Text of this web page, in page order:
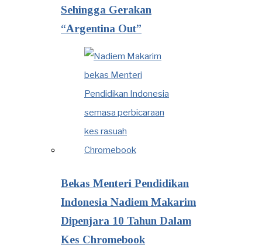
Sehingga Gerakan
“Argentina Out”
Bekas Menteri Pendidikan
Indonesia Nadiem Makarim
Dipenjara 10 Tahun Dalam
Kes Chromebook